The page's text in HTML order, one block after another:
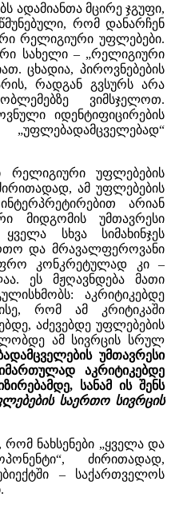
ადამიანთა მცირე ჯგუფი,
რომ დანარჩენ
რელიგიური უფლებები.
სახელი – „რელიგიური
ცხადია, პიროვნებების
რადგან გვსურს არა
ვიმსჯელოთ.
იდენტიფიცირების
რელიგიური უფლებების
ამ უფლებების
არიან
მიდგომის უმთავრესი
სხვა სიმახინჯეს
და მრავალფეროვანი
კონკრეტულად კი –
ეს მჟღავნდება მათი
აკრიტიკებდე
რომ ამ კრიტიკაში
აძევებდე უფლებების
ამ სივრცის სრულ
უმთავრესი
აკრიტიკებდე
სანამ ის შენს
საერთო სივრცის
რომ ნახსენები „ყველა და
ძირითადად,
– საქართველოს